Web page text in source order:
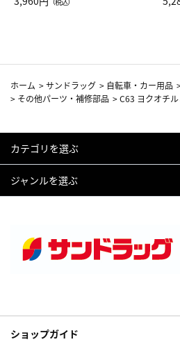
ホーム >サンドラッグ > 自転車・カー用品
> その他パーツ・補修部品 >C63 ヨクオチ
カテゴリを選ぶ
ジャンルを選ぶ
ショップガイド